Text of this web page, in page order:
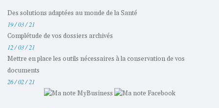
Des solutions adaptées au monde de la Santé
19 / 03 / 21
Complétude de vos dossiers archivés
12 / 03 / 21
Mettre en place les outils nécessaires à la conservation de vos
documents
26 / 02 / 21